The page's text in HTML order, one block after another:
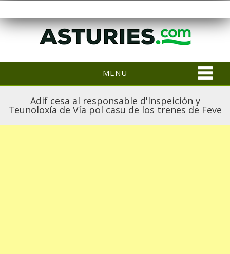
MENU
Adif cesa al responsable d'Inspeición y
Teunoloxía de Vía pol casu de los trenes de Feve